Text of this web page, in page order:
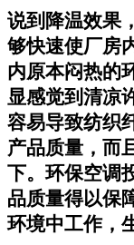
说到降温效果
够快速使厂房
内原本闷热的
显感觉到清凉
容易导致纺织
产品质量，而
下。环保空调
品质量得以保
环境中工作，